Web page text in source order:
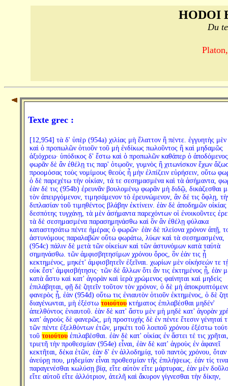
HODOI
Du
Texte grec :
[12,954] τὰ δ' ὑπὲρ (954a) χιλίας μὴ ἔλαττον ἢ πέντε. ἐγγυητὴς
καὶ ὁ προπωλῶν ὁτιοῦν τοῦ μὴ ἐνδίκως πωλοῦντος ἢ καὶ μηδαμῶς
ἀξιόχρεω· ὑπόδικος δ' ἔστω καὶ ὁ προπωλῶν καθάπερ ὁ
φωρᾶν δὲ ἂν ἐθέλῃ τις παρ' ὁτῳοῦν, γυμνὸς ἢ χιτωνίσκον ἔχων
προομόσας τοὺς νομίμους θεοὺς ἦ μὴν ἐλπίζειν εὑρήσειν, οὕτω
ὁ δὲ παρεχέτω τὴν οἰκίαν, τά τε σεσημασμένα καὶ τὰ ἀσήμαντα,
ἐὰν δέ τις (954b) ἐρευνᾶν βουλομένῳ φωρᾶν μὴ διδῷ, δικάζεσθαι
τὸν ἀπειργόμενον, τιμησάμενον τὸ ἐρευνώμενον, ἂν δέ τις ὄφλῃ,
διπλασίαν τοῦ τιμηθέντος βλάβην ἐκτίνειν. ἐὰν δὲ ἀποδημῶν οἰκίας
δεσπότης τυγχάνῃ, τὰ μὲν ἀσήμαντα παρεχόντων οἱ ἐνοικοῦντες
τὰ δὲ σεσημασμένα παρασημηνάσθω καὶ ὃν ἂν ἐθέλῃ φύλακα
καταστησάτω πέντε ἡμέρας ὁ φωρῶν· ἐὰν δὲ πλείονα χρόνον ἀπῇ,
ἀστυνόμους παραλαβὼν οὕτω φωράτω, λύων καὶ τὰ σεσημασμένα,
(954c) πάλιν δὲ μετὰ τῶν οἰκείων καὶ τῶν ἀστυνόμων κατὰ ταὐτὰ
σημηνάσθω. τῶν ἀμφισβητησίμων χρόνου ὅρος, ὃν ἐάν τις ᾖ
κεκτημένος, μηκέτ' ἀμφισβητεῖν ἐξεῖναι. χωρίων μὲν οἰκήσεών τε
οὐκ ἔστ' ἀμφισβήτησις· τῶν δὲ ἄλλων ὅτι ἄν τις ἐκτημένος ᾖ, ἐὰν
κατὰ ἄστυ καὶ κατ' ἀγορὰν καὶ ἱερὰ χρώμενος φαίνηται καὶ μηδεὶς
ἐπιλάβηται, φῇ δὲ ζητεῖν τοῦτον τὸν χρόνον, ὁ δὲ μὴ
φανερὸς ᾖ, ἐὰν (954d) οὕτω τις ἐνιαυτὸν ὁτιοῦν ἐκτημένος, ὁ δὲ
διαγένωνται, μὴ ἐξέστω τοιούτουκτήματος ἐπιλαβέσθαι μηδέν'
ἀπελθόντος ἐνιαυτοῦ. ἐὰν δὲ κατ' ἄστυ μὲν μὴ μηδὲ κατ' ἀγορὰν
κατ' ἀγροὺς δὲ φανερῶς, μὴ προστυχὴς δὲ ἐν πέντε ἔτεσιν γένηταί
τῶν πέντε ἐξελθόντων ἐτῶν, μηκέτι τοῦ λοιποῦ χρόνου ἐξέστω
τοῦ τοιούτουἐπιλαβέσθαι. ἐὰν δὲ κατ' οἰκίας ἐν ἄστει τέ τις χρῆται,
τριετῆ τὴν προθεσμίαν (954e) εἶναι, ἐὰν δὲ κατ' ἀγροὺς ἐν ἀφανεῖ
κεκτῆται, δέκα ἐτῶν, ἐὰν δ' ἐν ἀλλοδημίᾳ, τοῦ παντὸς χρόνου, ὅταν
ἀνεύρῃ που, μηδεμίαν εἶναι προθεσμίαν τῆς ἐπιλήψεως. ἐάν τίς
παραγενέσθαι κωλύσῃ βίᾳ, εἴτε αὐτὸν εἴτε μάρτυρας, ἐὰν μὲν
εἴτε αὑτοῦ εἴτε ἀλλότριον, ἀτελῆ καὶ ἄκυρον γίγνεσθαι τὴν δίκην,